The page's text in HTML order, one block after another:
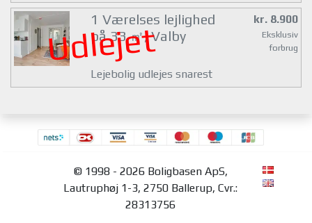
Udlejet
1 Værelses lejlighed
på 33 ㎡, Valby
kr. 8.900
Eksklusiv
forbrug
Lejebolig udlejes snarest
© 1998 - 2026 Boligbasen ApS,
Lautruphøj 1-3, 2750 Ballerup, Cvr.:
28313756